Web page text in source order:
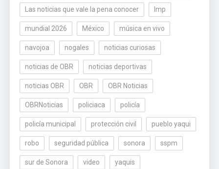
Las noticias que vale la pena conocer lmp
mundial 2026 México música en vivo
navojoa nogales noticias curiosas
noticias de OBR noticias deportivas
noticias OBR OBR OBR Noticias
OBRNoticias policiaca policía
policía municipal protección civil pueblo yaqui
robo seguridad pública sonora sspm
sur de Sonora video yaquis